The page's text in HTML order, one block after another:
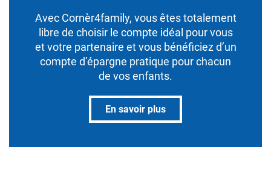
Avec Cornèr4family, vous êtes totalement
libre de choisir le compte idéal pour vous
et votre partenaire et vous bénéficiez d’un
compte d’épargne pratique pour chacun
de vos enfants.
En savoir plus